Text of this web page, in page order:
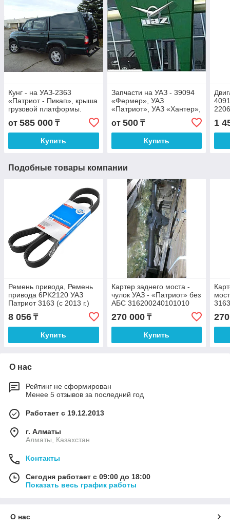
Кунг - на УАЗ-2363
«Патриот - Пикап», крыша
грузовой платформы.
236300570121495,
236300570121230BCE
от 585 000 ₸
Купить
Запчасти на УАЗ - 39094
«Фермер», УАЗ
«Патриот», УАЗ «Хантер»,
УАЗ «Симбир», УАЗ 452,
УАЗ 2206, УАЗ 3741, УАЗ
от 500₸
Купить
1
Подобные товары компании
Ремень привода, Ремень
привода 6PK2120 УАЗ
Патриот 3163 (c 2013 г.)
ЗМЗ-40905.10 Е-4, с ГУР и
кондиционером
8 056 ₸
Купить
Картер заднего моста -
чулок УАЗ - «Патриот» без
АБС 316200240101010
270 000₸
Купить
О нас
Рейтинг не сформирован
Менее 5 отзывов за последний год
Работает с 19.12.2013
г. Алматы
Алматы, Казахстан
Контакты
Сегодня работает с 09:00 до 18:00
Показать весь график работы
О нас